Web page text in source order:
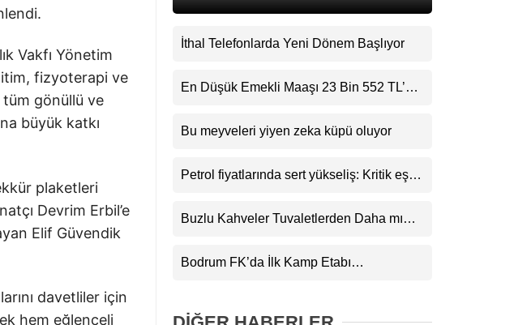
Facebook
Vakfı Yönetim
fizyoterapi ve
tüm gönüllü ve
büyük katkı
plaketleri
Devrim Erbil’e
Elif Güvendik
davetliler için
hem eğlenceli
İthal Telefonlarda Yeni Dönem Başlıyor
En Düşük Emekli Maaşı 23 Bin 552 TL’ye
Bu meyveleri yiyen zeka küpü oluyor
Petrol fiyatlarında sert yükseliş: Kritik eşik
Buzlu Kahveler Tuvaletlerden Daha mı
Bodrum FK’da İlk Kamp Etabı